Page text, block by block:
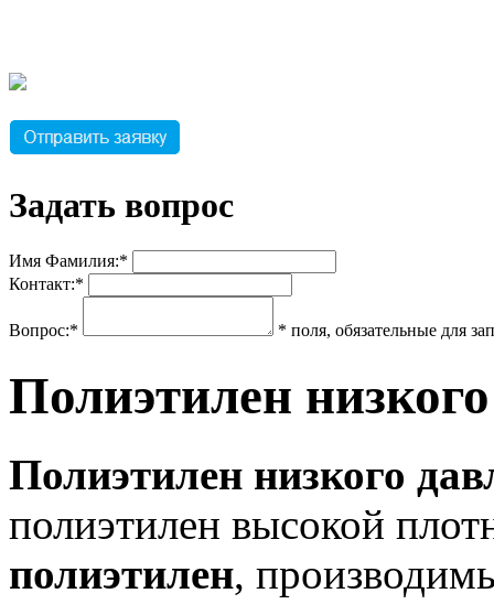
Задать вопрос
Имя Фамилия:*
Контакт:*
Вопрос:* * поля, обязательные для
Полиэтилен
Полиэтилен низкого
полиэтилен высокой
полиэтилен,